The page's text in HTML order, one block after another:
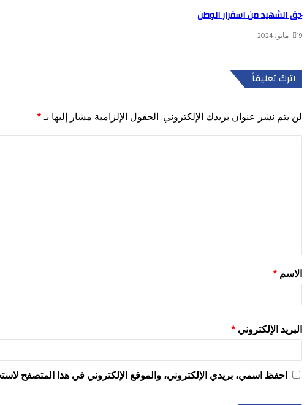
حق الشهيد من اسقرار الوطن
19 مايو، 2024
اترك تعليقاً
لن يتم نشر عنوان بريدك الإلكتروني.الحقول الإلزامية مشار إليها بـ*
الاسم*
البريد الإلكتروني*
احفظ اسمي، بريدي الإلكتروني، والموقع الإلكتروني في هذا المتصفح